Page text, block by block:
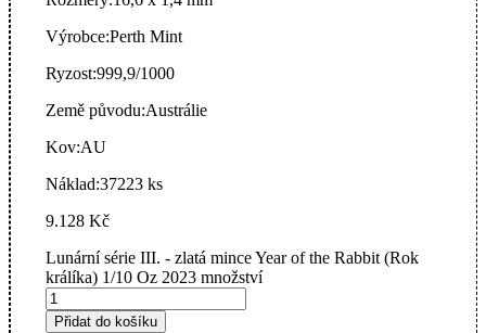
Výrobce:Perth Mint
Ryzost:999,9/1000
Země původu:Austrálie
Kov:AU
Náklad:37223 ks
9.128 Kč
Lunární série III. - zlatá mince Year of the Rabbit (Rok
králíka) 1/10 Oz 2023 množství
Přidat do košíku